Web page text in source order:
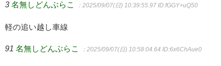
3 名無しどんぶらこ ：2025/09/07(日) 10:39:55.97 ID:fGGY+uQ50
軽の追い越し車線
91 名無しどんぶらこ ：2025/09/07(日) 10:58:04.64 ID:6x6ChAue0